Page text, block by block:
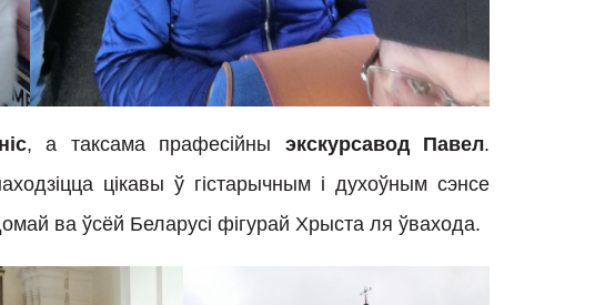
, а таксама прафесійны экскурсавод Павел.
цікавы ў гістарычным і духоўным сэнсе
ва ўсёй Беларусі фігурай Хрыста ля ўвахода.